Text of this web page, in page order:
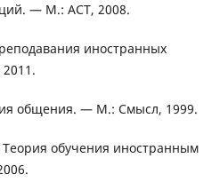
— М.: АСТ, 2008.
иностранных
общения. — М.: Смысл, 1999.
обучения иностранным